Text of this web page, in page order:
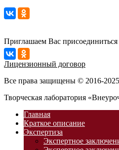
Приглашаем Вас
Лицензионный договор
Все права защищены © 2016-
Творческая лаборатория
Главная
Краткое описание
Экспертиза
Экспертное